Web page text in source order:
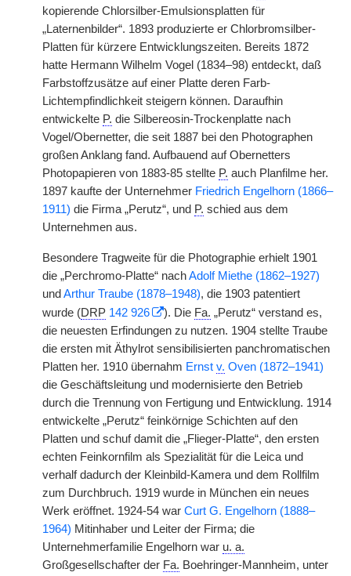
kopierende Chlorsilber-Emulsionsplatten für
„Laternenbilder“. 1893 produzierte er Chlorbromsilber-
Platten für kürzere Entwicklungszeiten. Bereits 1872
hatte Hermann Wilhelm Vogel (1834–98) entdeckt, daß
Farbstoffzusätze auf einer Platte deren Farb-
Lichtempfindlichkeit steigern können. Daraufhin
entwickelte P. die Silbereosin-Trockenplatte nach
Vogel/Obernetter, die seit 1887 bei den Photographen
großen Anklang fand. Aufbauend auf Obernetters
Photopapieren von 1883-85 stellte P. auch Planfilme her.
1897 kaufte der Unternehmer Friedrich Engelhorn (1866–
1911) die Firma „Perutz“, und P. schied aus dem
Unternehmen aus.
Besondere Tragweite für die Photographie erhielt 1901
die „Perchromo-Platte“ nachAdolf Miethe (1862–1927)
und Arthur Traube (1878–1948), die 1903 patentiert
wurde (DRP 142 926 ). Die Fa. „Perutz“ verstand es,
die neuesten Erfindungen zu nutzen. 1904 stellte Traube
die ersten mit Äthylrot sensibilisierten panchromatischen
Platten her. 1910 übernahm Ernst v. Oven (1872–1941)
die Geschäftsleitung und modernisierte den Betrieb
durch die Trennung von Fertigung und Entwicklung. 1914
entwickelte „Perutz“ feinkörnige Schichten auf den
Platten und schuf damit die „Flieger-Platte“, den ersten
echten Feinkornfilm als Spezialität für die Leica und
verhalf dadurch der Kleinbild-Kamera und dem Rollfilm
zum Durchbruch. 1919 wurde in München ein neues
Werk eröffnet. 1924-54 war Curt G. Engelhorn (1888–
1964) Mitinhaber und Leiter der Firma; die
Unternehmerfamilie Engelhorn war u. a.
Großgesellschafter der Fa. Boehringer-Mannheim, unter